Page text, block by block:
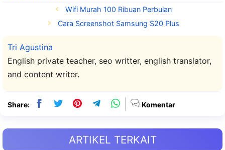
Wifi Murah 100 Ribuan Perbulan
Cara Screenshot Samsung S20 Plus
Tri Agustina
English private teacher, seo writter, english translator,
and content writer.
Share: Komentar
ARTIKEL TERKAIT